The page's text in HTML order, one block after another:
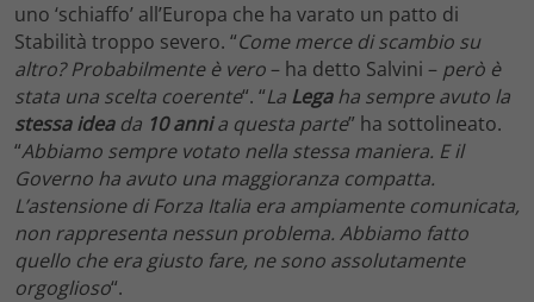
uno ‘schiaffo’ all’Europa che ha varato un patto di
Stabilità troppo severo. “Come merce di scambio su
altro? Probabilmente è vero– ha detto Salvini – però è
stata una scelta coerente“. “La Legaha sempre avuto la
stessa ideada 10 annia questa parte” ha sottolineato.
“Abbiamo sempre votato nella stessa maniera. E il
Governo ha avuto una maggioranza compatta.
L’astensione di Forza Italia era ampiamente comunicata,
non rappresenta nessun problema. Abbiamo fatto
quello che era giusto fare, ne sono assolutamente
orgoglioso“.